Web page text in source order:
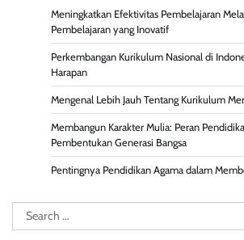
Meningkatkan Efektivitas Pembelajaran
Pembelajaran yang Inovatif
Perkembangan Kurikulum Nasional di
Harapan
Mengenal Lebih Jauh Tentang Kurikulum
Membangun Karakter Mulia: Peran
Pembentukan Generasi Bangsa
Pentingnya Pendidikan Agama dalam
Search
for: